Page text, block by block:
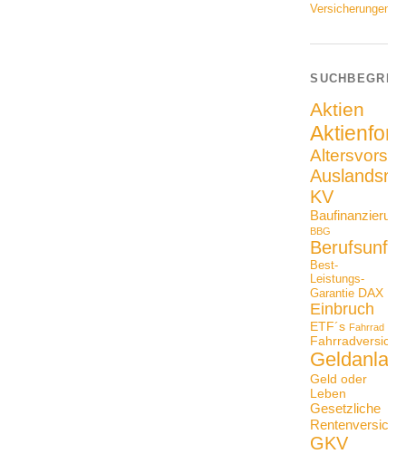
Versicherungen
Aktien
KV
Baufinanzierung
BBG
Best-
Leistungs-
Garantie DAX
Einbruch
ETF´s Fahrrad
Geld oder
Leben
Gesetzliche
GKV